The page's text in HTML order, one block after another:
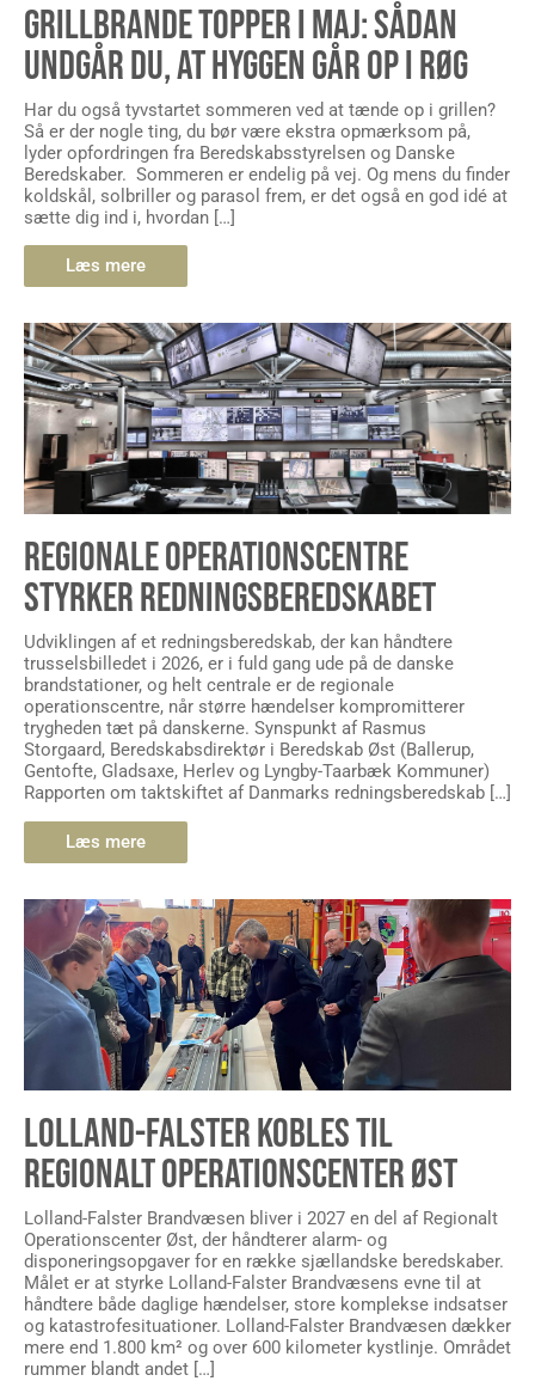
GRILLBRANDE TOPPER I MAJ: SÅDAN
UNDGÅR DU, AT HYGGEN GÅR OP I RØG
Har du også tyvstartet sommeren ved at tænde op i grillen?
Så er der nogle ting, du bør være ekstra opmærksom på,
lyder opfordringen fra Beredskabsstyrelsen og Danske
Beredskaber. Sommeren er endelig på vej. Og mens du finder
koldskål, solbriller og parasol frem, er det også en god idé at
sætte dig ind i, hvordan […]
Læs mere
REGIONALE OPERATIONSCENTRE
STYRKER REDNINGSBEREDSKABET
Udviklingen af et redningsberedskab, der kan håndtere
trusselsbilledet i 2026, er i fuld gang ude på de danske
brandstationer, og helt centrale er de regionale
operationscentre, når større hændelser kompromitterer
trygheden tæt på danskerne. Synspunkt af Rasmus
Storgaard, Beredskabsdirektør i Beredskab Øst (Ballerup,
Gentofte, Gladsaxe, Herlev og Lyngby-Taarbæk Kommuner)
Rapporten om taktskiftet af Danmarks redningsberedskab […]
Læs mere
LOLLAND-FALSTER KOBLES TIL
REGIONALT OPERATIONSCENTER ØST
Lolland-Falster Brandvæsen bliver i 2027 en del af Regionalt
Operationscenter Øst, der håndterer alarm- og
disponeringsopgaver for en række sjællandske beredskaber.
Målet er at styrke Lolland-Falster Brandvæsens evne til at
håndtere både daglige hændelser, store komplekse indsatser
og katastrofesituationer. Lolland-Falster Brandvæsen dækker
mere end 1.800 km² og over 600 kilometer kystlinje. Området
rummer blandt andet […]